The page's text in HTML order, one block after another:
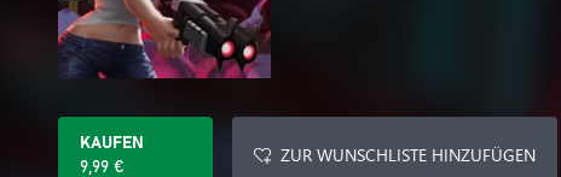
KAUFEN
9,99 €
ZUR WUNSCHLISTE HINZUFÜGEN